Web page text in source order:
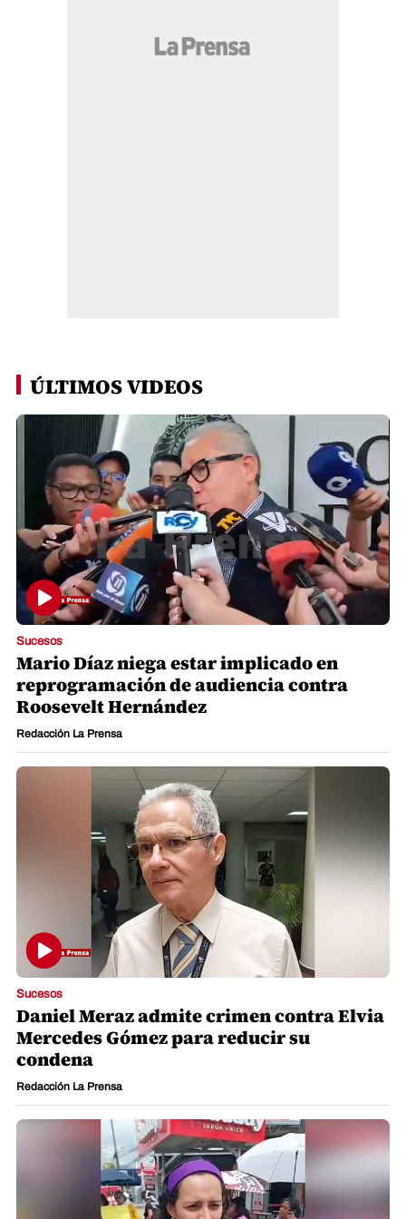
ÚLTIMOS VIDEOS
Sucesos
Mario Díaz niega estar implicado en
reprogramación de audiencia contra
Roosevelt Hernández
Redacción La Prensa
Sucesos
Daniel Meraz admite crimen contra Elvia
Mercedes Gómez para reducir su
condena
Redacción La Prensa